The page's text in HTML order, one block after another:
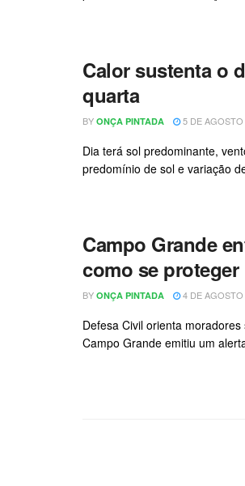
Calor sustenta o
quarta
BY ONÇA PINTADA 5 DE AGOSTO
Dia terá sol predominante,
predomínio de sol e variação
Campo Grande
como se proteger
BY ONÇA PINTADA 4 DE AGOSTO
Defesa Civil orienta
Campo Grande emitiu um